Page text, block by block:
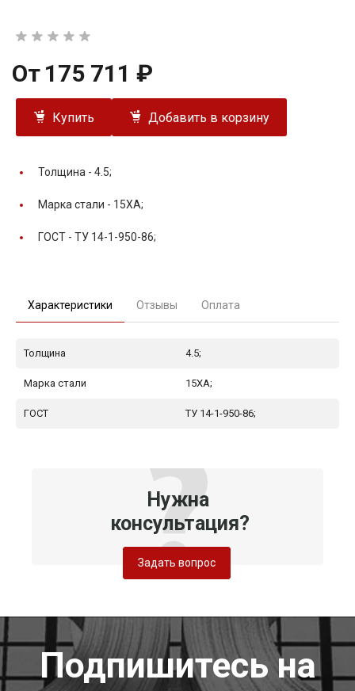
От 175 711 ₽
Купить Добавить в корзину
Толщина - 4.5;
Марка стали - 15ХА;
ГОСТ - ТУ 14-1-950-86;
Характеристики Отзывы Оплата
Толщина 4.5;
Марка стали 15ХА;
ГОСТ ТУ 14-1-950-86;
Нужна
консультация?
Задать вопрос
Подпишитесь на